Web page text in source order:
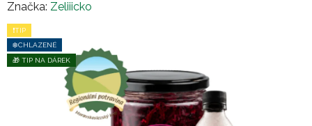
hodnocení
produktu
je
0,0
Značka: Zeliiicko
❗TIP
❄️CHLAZENÉ
🎁 TIP NA DÁREK